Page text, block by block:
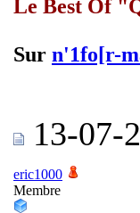
Le Best Of
Sur n'1fo[r-
13-07-
eric1000
Membre